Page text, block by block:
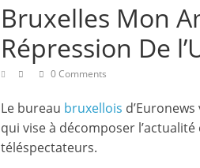
Bruxelles Mon
Répression De
0 Comments
Le bureau bruxellois
qui vise à décomposer
téléspectateurs.